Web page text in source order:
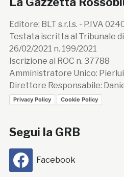
Editore: BLT s.r.l.s. - P.IVA
Testata iscritta al Tribunale
26/02/2021 n. 199/2021
Iscrizione al ROC n. 37788
Amministratore Unico:
Direttore Responsabile:
Privacy Policy Cookie Policy
Segui la GRB
Facebook